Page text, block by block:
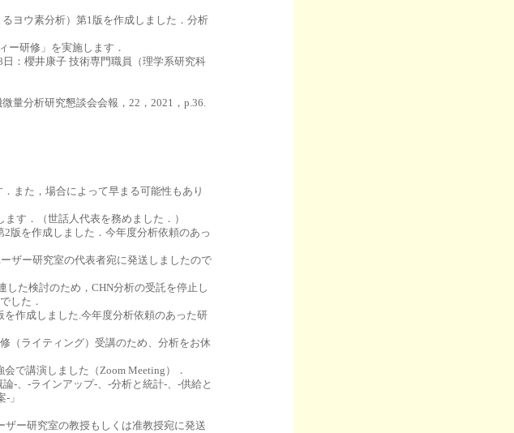
ヨウ素分析）第1版を作成しました．分析
ー研修」を実施します．
：櫻井康子 技術専門職員（理学系研究科
量分析研究懇談会会報，22，2021，p.36.
また，場合によって早まる可能性もあり
す．（世話人代表を務めました．）
版を作成しました．今年度分析依頼のあっ
ザー研究室の代表者宛に発送しましたので
した検討のため，CHN分析の受託を停止し
した．
作成しました.今年度分析依頼のあった研
（ライティング）受講のため、分析をお休
で講演しました（Zoom Meeting）．
-、-ラインアップ-、-分析と統計-、-供給と
」
ザー研究室の教授もしくは准教授宛に発送